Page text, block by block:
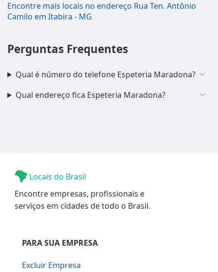
Encontre mais locais no endereço Rua Ten. Antônio
Camilo em Itabira - MG
Perguntas Frequentes
Qual é número do telefone Espeteria Maradona?
Qual endereço fica Espeteria Maradona?
Locais do Brasil
Encontre empresas, profissionais e
serviços em cidades de todo o Brasil.
PARA SUA EMPRESA
Excluir Empresa